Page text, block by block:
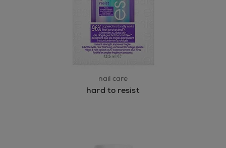
nail care
hard to resist